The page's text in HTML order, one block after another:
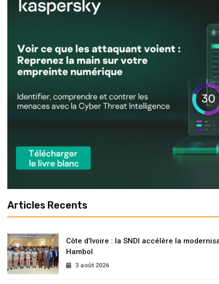
Articles Recents
Côte d’Ivoire : la SNDI accélère la
Hambol
3 août 2026